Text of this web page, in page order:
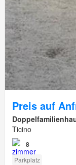
Preis auf
Ticino
8
Parkplatz